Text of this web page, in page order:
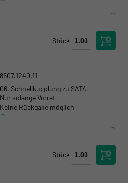
Stück
8507.1240.11
06, Schnellkupplung zu SATA
Nur solange Vorrat
Keine Rückgabe möglich
Stück